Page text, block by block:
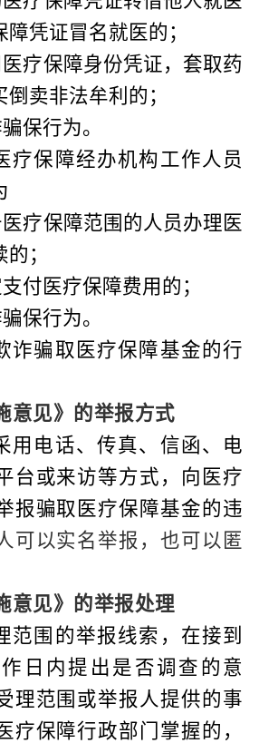
凭证冒名就医的；
疗保障身份凭证，套取药
卖非法牟利的；
保行为。
疗保障经办机构工作人员
疗保障范围的人员办理医
；
付医疗保障费用的；
保行为。
诈骗取医疗保障基金的行
意见》的举报方式
用电话、传真、信函、电
台或来访等方式，向医疗
报骗取医疗保障基金的违
可以实名举报，也可以匿
意见》的举报处理
范围的举报线索，在接到
日内提出是否调查的意
理范围或举报人提供的事
疗保障行政部门掌握的，